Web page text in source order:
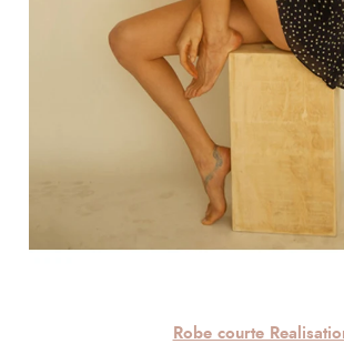
Robe courte